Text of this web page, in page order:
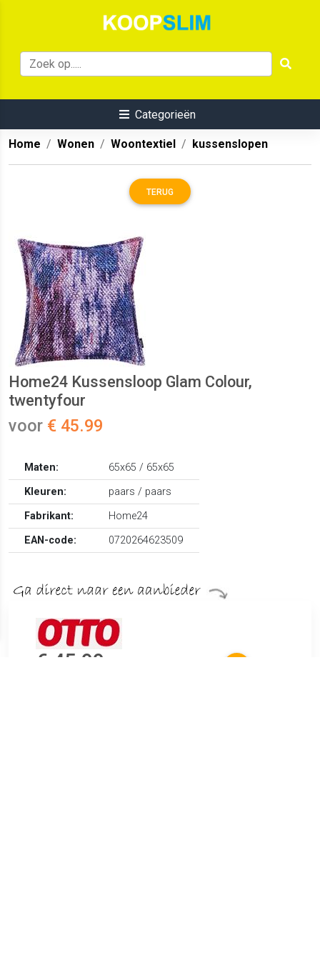
Categorieën
Home Wonen Woontextiel kussenslopen
TERUG
Home24 Kussensloop Glam Colour,
twentyfour
voor € 45.99
Maten:
65x65 / 65x65
Kleuren:
paars / paars
Fabrikant:
Home24
EAN-code:
0720264623509
€ 45.99